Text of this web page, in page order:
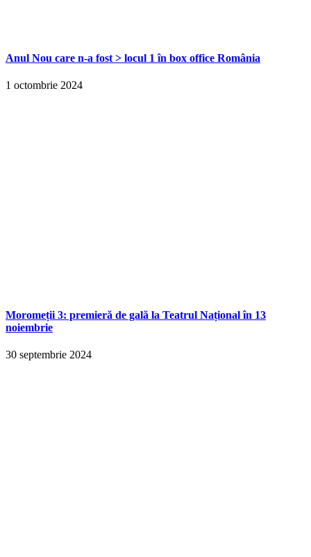
Anul Nou care n-a fost > locul 1 în box office România
1 octombrie 2024
Moromeții 3: premieră de gală la Teatrul Național în 13
noiembrie
30 septembrie 2024